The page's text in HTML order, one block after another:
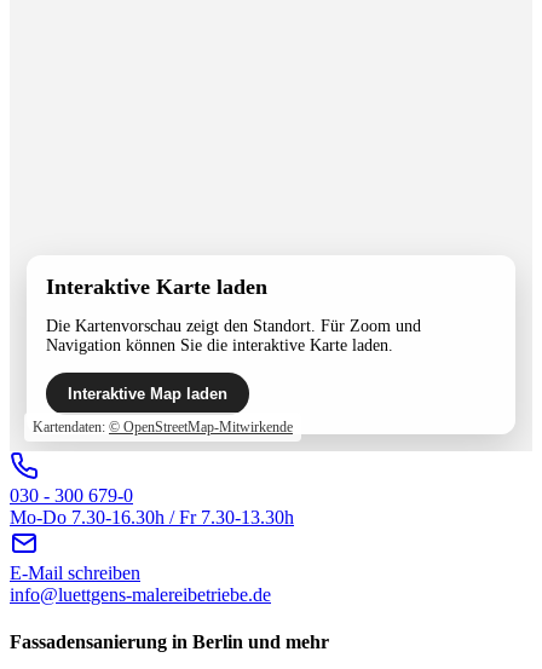
Interaktive Karte laden
Die Kartenvorschau zeigt den Standort. Für Zoom und
Navigation können Sie die interaktive Karte laden.
Interaktive Map laden
Kartendaten: © OpenStreetMap-Mitwirkende
030 - 300 679-0
Mo-Do 7.30-16.30h / Fr 7.30-13.30h
E-Mail schreiben
info@luettgens-malereibetriebe.de
Fassadensanierung in Berlin und mehr